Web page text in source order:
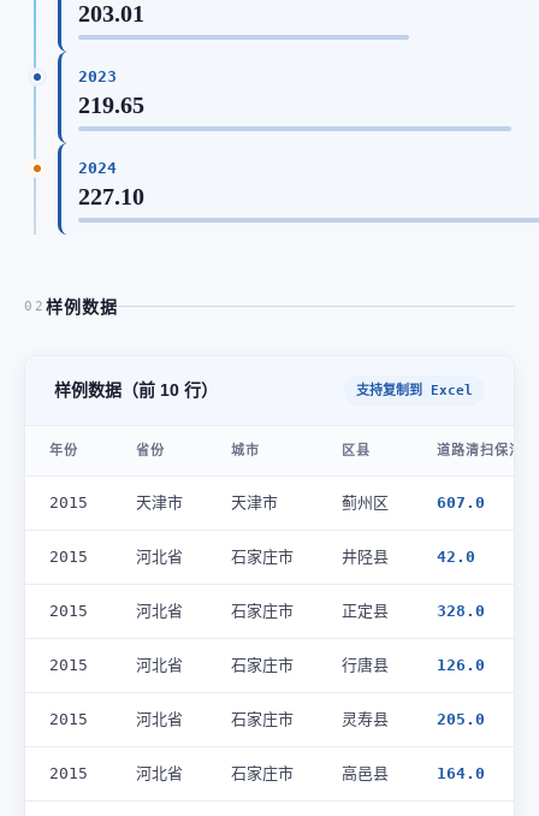
203.01
2023
219.65
2024
227.10
02 样例数据
样例数据（前 10 行） 支持复制到 Excel
年份 省份 城市 区县 道路清扫保洁
2015 天津市 天津市 蓟州区 607.0
2015 河北省 石家庄市 井陉县 42.0
2015 河北省 石家庄市 正定县 328.0
2015 河北省 石家庄市 行唐县 126.0
2015 河北省 石家庄市 灵寿县 205.0
2015 河北省 石家庄市 高邑县 164.0